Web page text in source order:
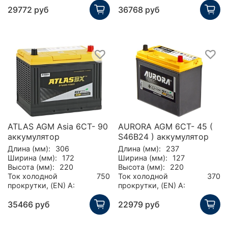
29772 руб 36768 руб
ATLAS AGM Asia 6CT- 90
аккумулятор
Длина (мм):
306
Ширина (мм):
172
Высота (мм):
220
Ток холодной
прокрутки, (EN) А:
750
35466 руб
AURORA AGM 6CT- 45 (
S46B24 ) аккумулятор
Длина (мм):
237
Ширина (мм):
127
Высота (мм):
220
Ток холодной
прокрутки, (EN) А:
370
22979 руб